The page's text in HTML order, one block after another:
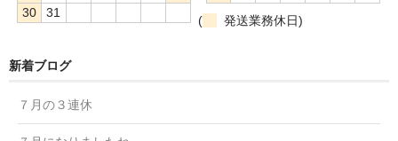
30
31
(
発送業務休日)
新着ブログ
７月の３連休